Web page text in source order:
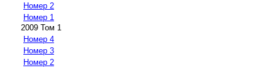
Номер 2
Номер 1
2009 Том 1
Номер 4
Номер 3
Номер 2